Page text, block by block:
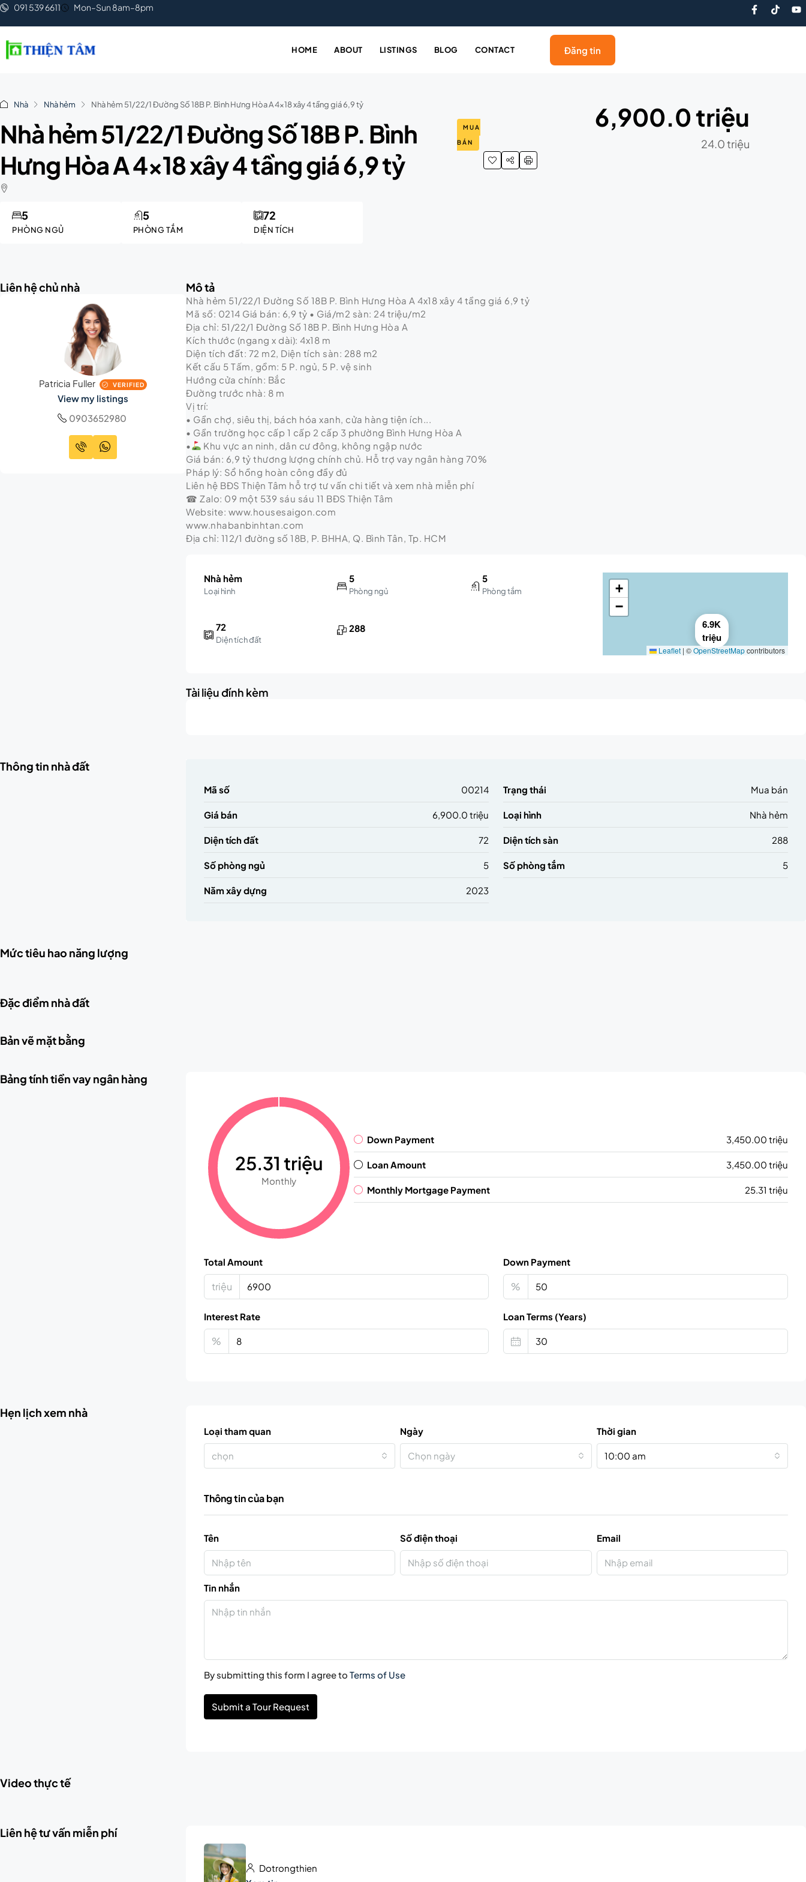
091 539 6611 Mon–Sun 8am–8pm
HOME ABOUT LISTINGS BLOG CONTACT Đăng tin
Nhà Nhà hẻm Nhà hẻm 51/22/1 Đường Số 18B P. Bình Hưng Hòa A 4×18 xây 4 tầng giá 6,9 tỷ
Nhà hẻm 51/22/1 Đường Số 18B P. Bình
Hưng Hòa A 4×18 xây 4 tầng giá 6,9 tỷ
MUA
BÁN
PHÒNG NGỦ
5
PHÒNG TẮM
5
DIỆN TÍCH
72
6,900.0 triệu
24.0 triệu
Liên hệ chủ nhà
Patricia Fuller VERIFIED
View my listings
0903652980
Mô tả
Nhà hẻm 51/22/1 Đường Số 18B P. Bình Hưng Hòa A 4x18 xây 4 tầng giá 6,9 tỷ
Mã số: 0214 Giá bán: 6,9 tỷ • Giá/m2 sàn: 24 triệu/m2
Địa chỉ: 51/22/1 Đường Số 18B P. Bình Hưng Hòa A
Kích thước (ngang x dài): 4x18 m
Diện tích đất: 72 m2, Diện tích sàn: 288 m2
Kết cấu 5 Tấm, gồm: 5 P. ngủ, 5 P. vệ sinh
Hướng cửa chính: Bắc
Đường trước nhà: 8 m
Vị trí:
• Gần chợ, siêu thị, bách hóa xanh, cửa hàng tiện ích...
• Gần trường học cấp 1 cấp 2 cấp 3 phường Bình Hưng Hòa A
•
Khu vực an ninh, dân cư đông, không ngập nước
Giá bán: 6,9 tỷ thương lượng chính chủ. Hỗ trợ vay ngân hàng 70%
Pháp lý: Sổ hồng hoàn công đầy đủ
Liên hệ BĐS Thiện Tâm hỗ trợ tư vấn chi tiết và xem nhà miễn phí
☎ Zalo: 09 một 539 sáu sáu 11 BĐS Thiện Tâm
Website: www.housesaigon.com
www.nhabanbinhtan.com
Địa chỉ: 112/1 đường số 18B, P. BHHA, Q. Bình Tân, Tp. HCM
Nhà hẻm
Loại hình
5
Phòng ngủ
5
Phòng tắm
72
Diện tích đất
288
6.9K
triệu
+
−
Leaflet | ©OpenStreetMapcontributors
Tài liệu đính kèm
Thông tin nhà đất
Mã số 00214 Trạng thái Mua bán
Giá bán 6,900.0 triệu Loại hình Nhà hẻm
Diện tích đất 72 Diện tích sàn 288
Số phòng ngủ 5 Số phòng tắm 5
Năm xây dựng 2023
Mức tiêu hao năng lượng
Đặc điểm nhà đất
Bản vẽ mặt bằng
Bảng tính tiền vay ngân hàng
25.31 triệu
Monthly
Down Payment 3,450.00 triệu
Loan Amount 3,450.00 triệu
Monthly Mortgage Payment 25.31 triệu
Total Amount
triệu
Down Payment
%
Interest Rate
%
Loan Terms (Years)
Hẹn lịch xem nhà
Loại tham quan
chọn
Ngày
Chọn ngày
Thời gian
10:00 am
Thông tin của bạn
Tên Số điện thoại Email
Tin nhắn
By submitting this form I agree toTerms of Use
Submit a Tour Request
Video thực tế
Liên hệ tư vấn miễn phí
Dotrongthien